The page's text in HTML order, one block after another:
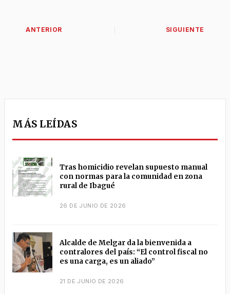
MÁS LEÍDAS
Tras homicidio revelan supuesto manual
con normas para la comunidad en zona
rural de Ibagué
26 DE JUNIO DE 2026
Alcalde de Melgar da la bienvenida a
contralores del país: “El control fiscal no
es una carga, es un aliado”
21 DE JUNIO DE 2026